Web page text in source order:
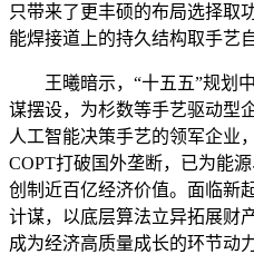
只带来了更丰硕的布局选择取
能焊接道上的持久结构取手艺自
王曦暗示，“十五五”规划中
谋摆设，为杉数等手艺驱动型
人工智能决策手艺的领军企业
COPT打破国外垄断，已为能
创制近百亿经济价值。面临新
计谋，以底层算法立异拓展财
成为经济高质量成长的环节动力